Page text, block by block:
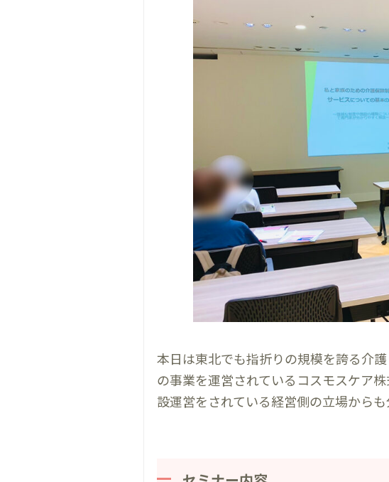
本日は東北でも指折りの規模を誇る介護
の事業を運営されている コスモスケア
設運営をされている経営側の立場から